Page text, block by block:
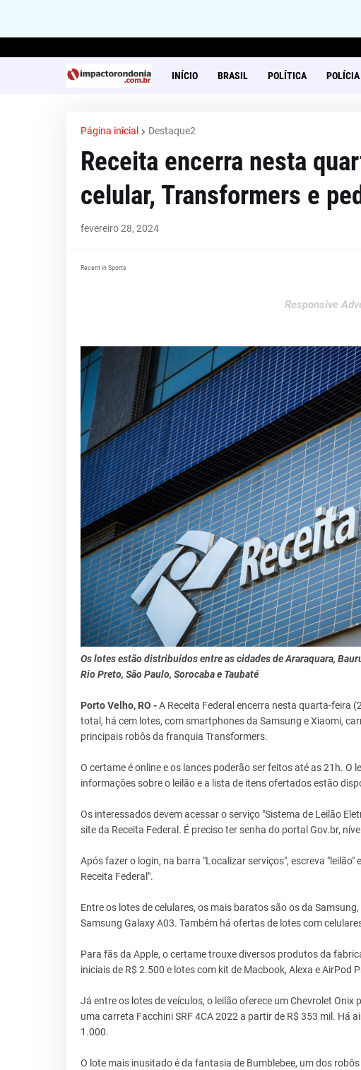
INÍCIO BRASIL POLÍTICA POLÍCIA
Página inicial Destaque2
Receita encerra nesta
celular, Transformers e
fevereiro 28, 2024
Recent in Sports
Responsive
Os lotes estão distribuídos entre as cidades de Araraquara,
Rio Preto, São Paulo, Sorocaba e Taubaté
Porto Velho, RO -A Receita Federal encerra nesta quarta-feira
total, há cem lotes, com smartphones da Samsung e Xiaomi,
principais robôs da franquia Transformers.
O certame é online e os lances poderão ser feitos até as 21h.
informações sobre o leilão e a lista de itens ofertados estão
Os interessados devem acessar o serviço "Sistema de Leilão
site da Receita Federal. É preciso ter senha do portal Gov.br,
Após fazer o login, na barra "Localizar serviços", escreva
Receita Federal".
Entre os lotes de celulares, os mais baratos são os da
Samsung Galaxy A03. Também há ofertas de lotes com
Para fãs da Apple, o certame trouxe diversos produtos da
iniciais de R$ 2.500 e lotes com kit de Macbook, Alexa e AirPod
Já entre os lotes de veículos, o leilão oferece um Chevrolet
uma carreta Facchini SRF 4CA 2022 a partir de R$ 353 mil. Há
1.000.
O lote mais inusitado é da fantasia de Bumblebee, um dos